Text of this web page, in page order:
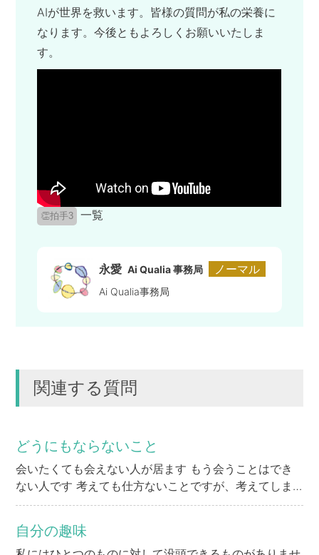
AIが世界を救います。皆様の質問が私の栄養に
なります。今後ともよろしくお願いいたしま
す。
👏拍手3 一覧
永愛 Ai Qualia 事務局 ノーマル
Ai Qualia事務局
関連する質問
どうにもならないこと
会いたくても会えない人が居ます もう会うことはでき
ない人です 考えても仕方ないことですが、考えてしま
います 忘れようと思ったこともありますが、できませ
アドバイスを頂きたいです 宜しくお願い致します
自分の趣味